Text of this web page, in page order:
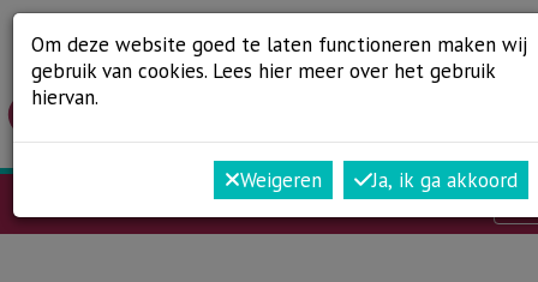
Om deze website goed te laten functioneren maken wij
gebruik van cookies. Lees hier meer over het gebruik
hiervan.
Weigeren Ja, ik ga akkoord